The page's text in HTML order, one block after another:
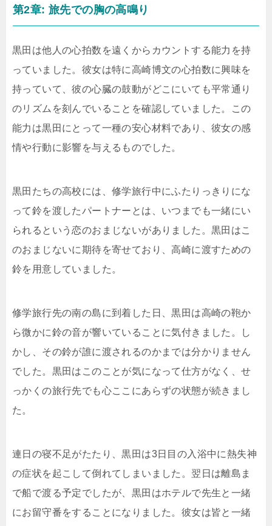
第2章: 旅先での胸の高鳴り
黒田は他人の心拍数を遠くからカウントする能力を持
っていました。彼女は特に高崎博文の心拍数に興味を
持っていて、彼の心臓の鼓動がどこにいても平常通り
のリズムを刻んでいることを確認していました。この
能力は黒田にとって一種の安心材料であり、彼女の感
情や行動に影響を与えるものでした。
黒田たちの高校には、修学旅行中にふたりっきりにな
って鈴を渡したパートナーとは、いつまでも一緒にい
られるという恋のおまじないがありました。黒田はこ
のおまじないに期待を寄せており、高崎に渡すための
鈴を用意していました。
修学旅行先の南の島に到着した日、黒田は高崎の鞄か
ら微かに鈴の音が響いていることに気付きました。し
かし、その鈴が誰に渡されるのかまでは分かりません
でした。黒田はこのことが気になって仕方がなく、せ
っかくの旅行先でも心ここにあらずの状態が続きまし
た。
連日の寝不足がたたり、黒田は3日目の入浴中に熱失神
の症状を起こして倒れてしまいました。翌日は離島ま
で船で渡る予定でしたが、黒田はホテルで先生と一緒
にお留守番をすることになりました。彼女は皆と一緒